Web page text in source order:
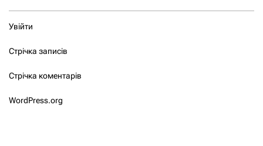
Увійти
Стрічка записів
Стрічка коментарів
WordPress.org